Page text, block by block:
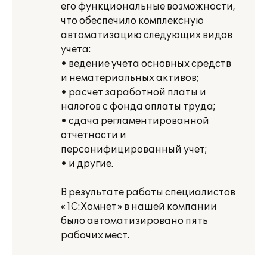
его функциональные возможности,
что обеспечило комплексную
автоматизацию следующих видов
учета:
• ведение учета основных средств
и нематериальных активов;
• расчет заработной платы и
налогов с фонда оплаты труда;
• сдача регламентированной
отчетности и
персонифицированный учет;
• и другие.
В результате работы специалистов
«1С:Хомнет» в нашей компании
было автоматизировано пять
рабочих мест.